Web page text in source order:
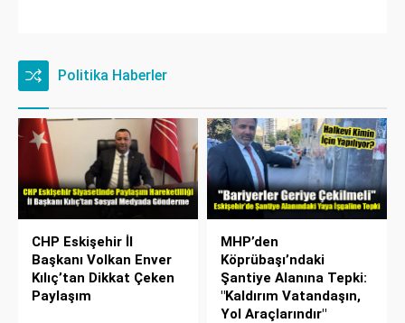
Politika Haberler
CHP Eskişehir İl
Başkanı Volkan Enver
Kılıç’tan Dikkat Çeken
Paylaşım
MHP’den
Köprübaşı’ndaki
Şantiye Alanına Tepki:
"Kaldırım Vatandaşın,
Yol Araçlarındır"